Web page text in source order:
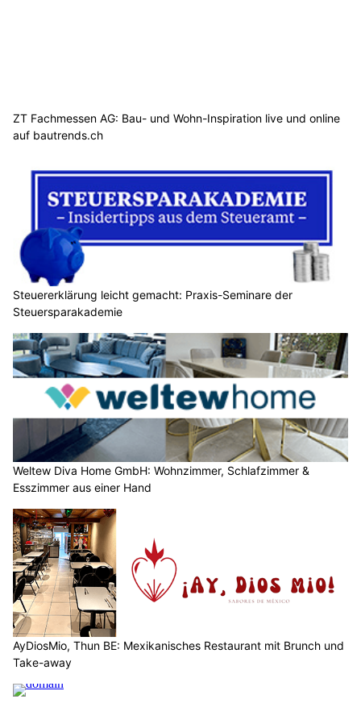
ZT Fachmessen AG: Bau- und Wohn-Inspiration live und online
auf bautrends.ch
Steuererklärung leicht gemacht: Praxis-Seminare der
Steuersparakademie
Weltew Diva Home GmbH: Wohnzimmer, Schlafzimmer &
Esszimmer aus einer Hand
AyDiosMio, Thun BE: Mexikanisches Restaurant mit Brunch und
Take-away